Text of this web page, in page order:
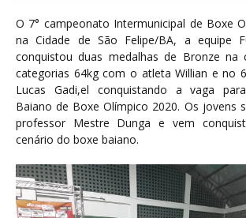
O 7° campeonato Intermunicipal de Boxe
na Cidade de São Felipe/BA, a equipe
conquistou duas medalhas de Bronze na
categorias 64kg com o atleta Willian e no
Lucas Gadi,el conquistando a vaga
Baiano de Boxe Olímpico 2020. Os jovens
professor Mestre Dunga e vem
cenário do boxe baiano.